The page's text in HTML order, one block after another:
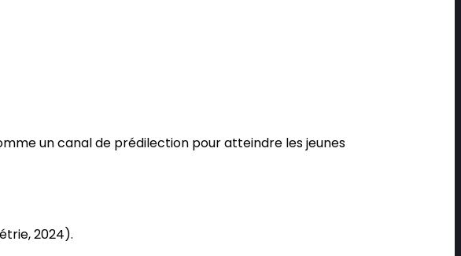
un canal de prédilection pour atteindre les jeunes
2024).